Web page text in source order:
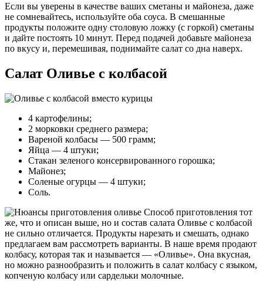
Если вы уверены в качестве ваших сметаны и майонеза, даже
не сомневайтесь, используйте оба соуса. В смешанные
продукты положите одну столовую ложку (с горкой) сметаны
и дайте постоять 10 минут. Перед подачей добавьте майонеза
по вкусу и, перемешивая, поднимайте салат со дна наверх.
Салат Оливье с колбасой
4 картофелины;
2 морковки среднего размера;
Вареной колбасы — 500 грамм;
Яйца — 4 штуки;
Стакан зеленого консервированного горошка;
Майонез;
Соленые огурцы — 4 штуки;
Соль.
Способ приготовления тот
же, что и описан выше, но и состав салата Оливье с колбасой
не сильно отличается. Продукты нарезать и смешать, однако
предлагаем вам рассмотреть варианты. В наше время продают
колбасу, которая так и называется — «Оливье». Она вкусная,
но можно разнообразить и положить в салат колбасу с языком,
копченую колбасу или сардельки молочные.